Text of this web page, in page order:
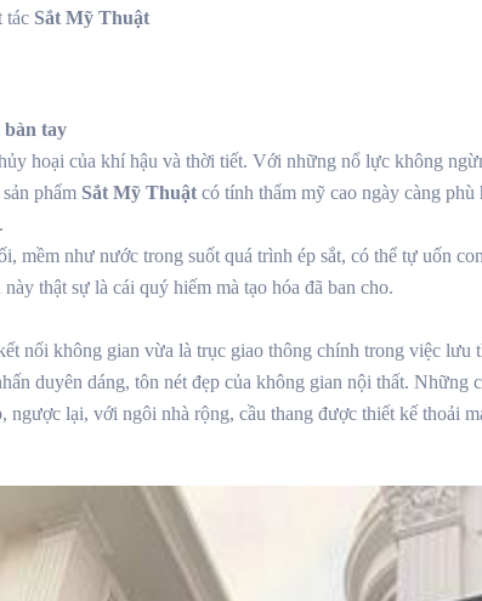
tác Sắt Mỹ Thuật
tay
hoại của khí hậu và thời tiết. Với những nổ lực không
phẩm Sắt Mỹ Thuật có tính thẩm mỹ cao ngày càng
mềm như nước trong suốt quá trình ép sắt, có thể tự uốn
thật sự là cái quý hiếm mà tạo hóa đã ban cho.
nối không gian vừa là trục giao thông chính trong việc lưu
duyên dáng, tôn nét đẹp của không gian nội thất. Những
ngược lại, với ngôi nhà rộng, cầu thang được thiết kế thoải